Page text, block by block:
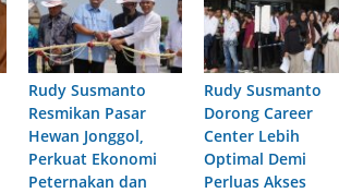
Rudy Susmanto
Resmikan Pasar
Hewan Jonggol,
Perkuat Ekonomi
Peternakan dan
Rudy Susmanto
Dorong Career
Center Lebih
Optimal Demi
Perluas Akses